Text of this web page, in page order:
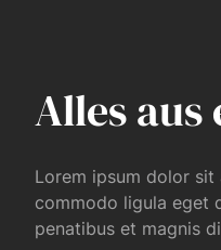
Alles aus
Lorem ipsum dolor sit
commodo ligula eget
penatibus et magnis